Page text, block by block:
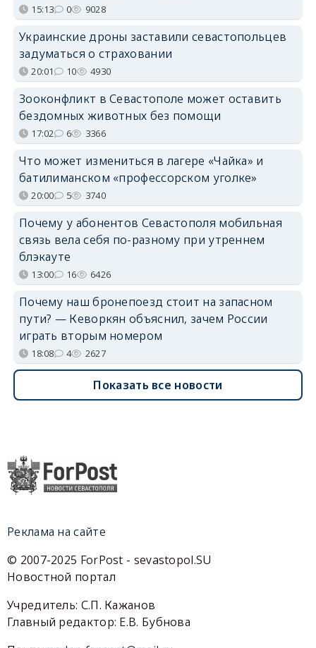
15:13 0 9028
Украинские дроны заставили севастопольцев
задуматься о страховании
20:01 10 4930
Зооконфликт в Севастополе может оставить
бездомных животных без помощи
17:02 6 3366
Что может измениться в лагере «Чайка» и
батилиманском «профессорском уголке»
20:00 5 3740
Почему у абонентов Севастополя мобильная
связь вела себя по-разному при утреннем
блэкауте
13:00 16 6426
Почему наш бронепоезд стоит на запасном
пути? — Кеворкян объяснил, зачем России
играть вторым номером
18:08 4 2627
Показать все новости
Реклама на сайте
© 2007-2025 ForPost - sevastopol.SU
Новостной портал
Учредитель: С.П. Кажанов
Главный редактор: Е.В. Бубнова